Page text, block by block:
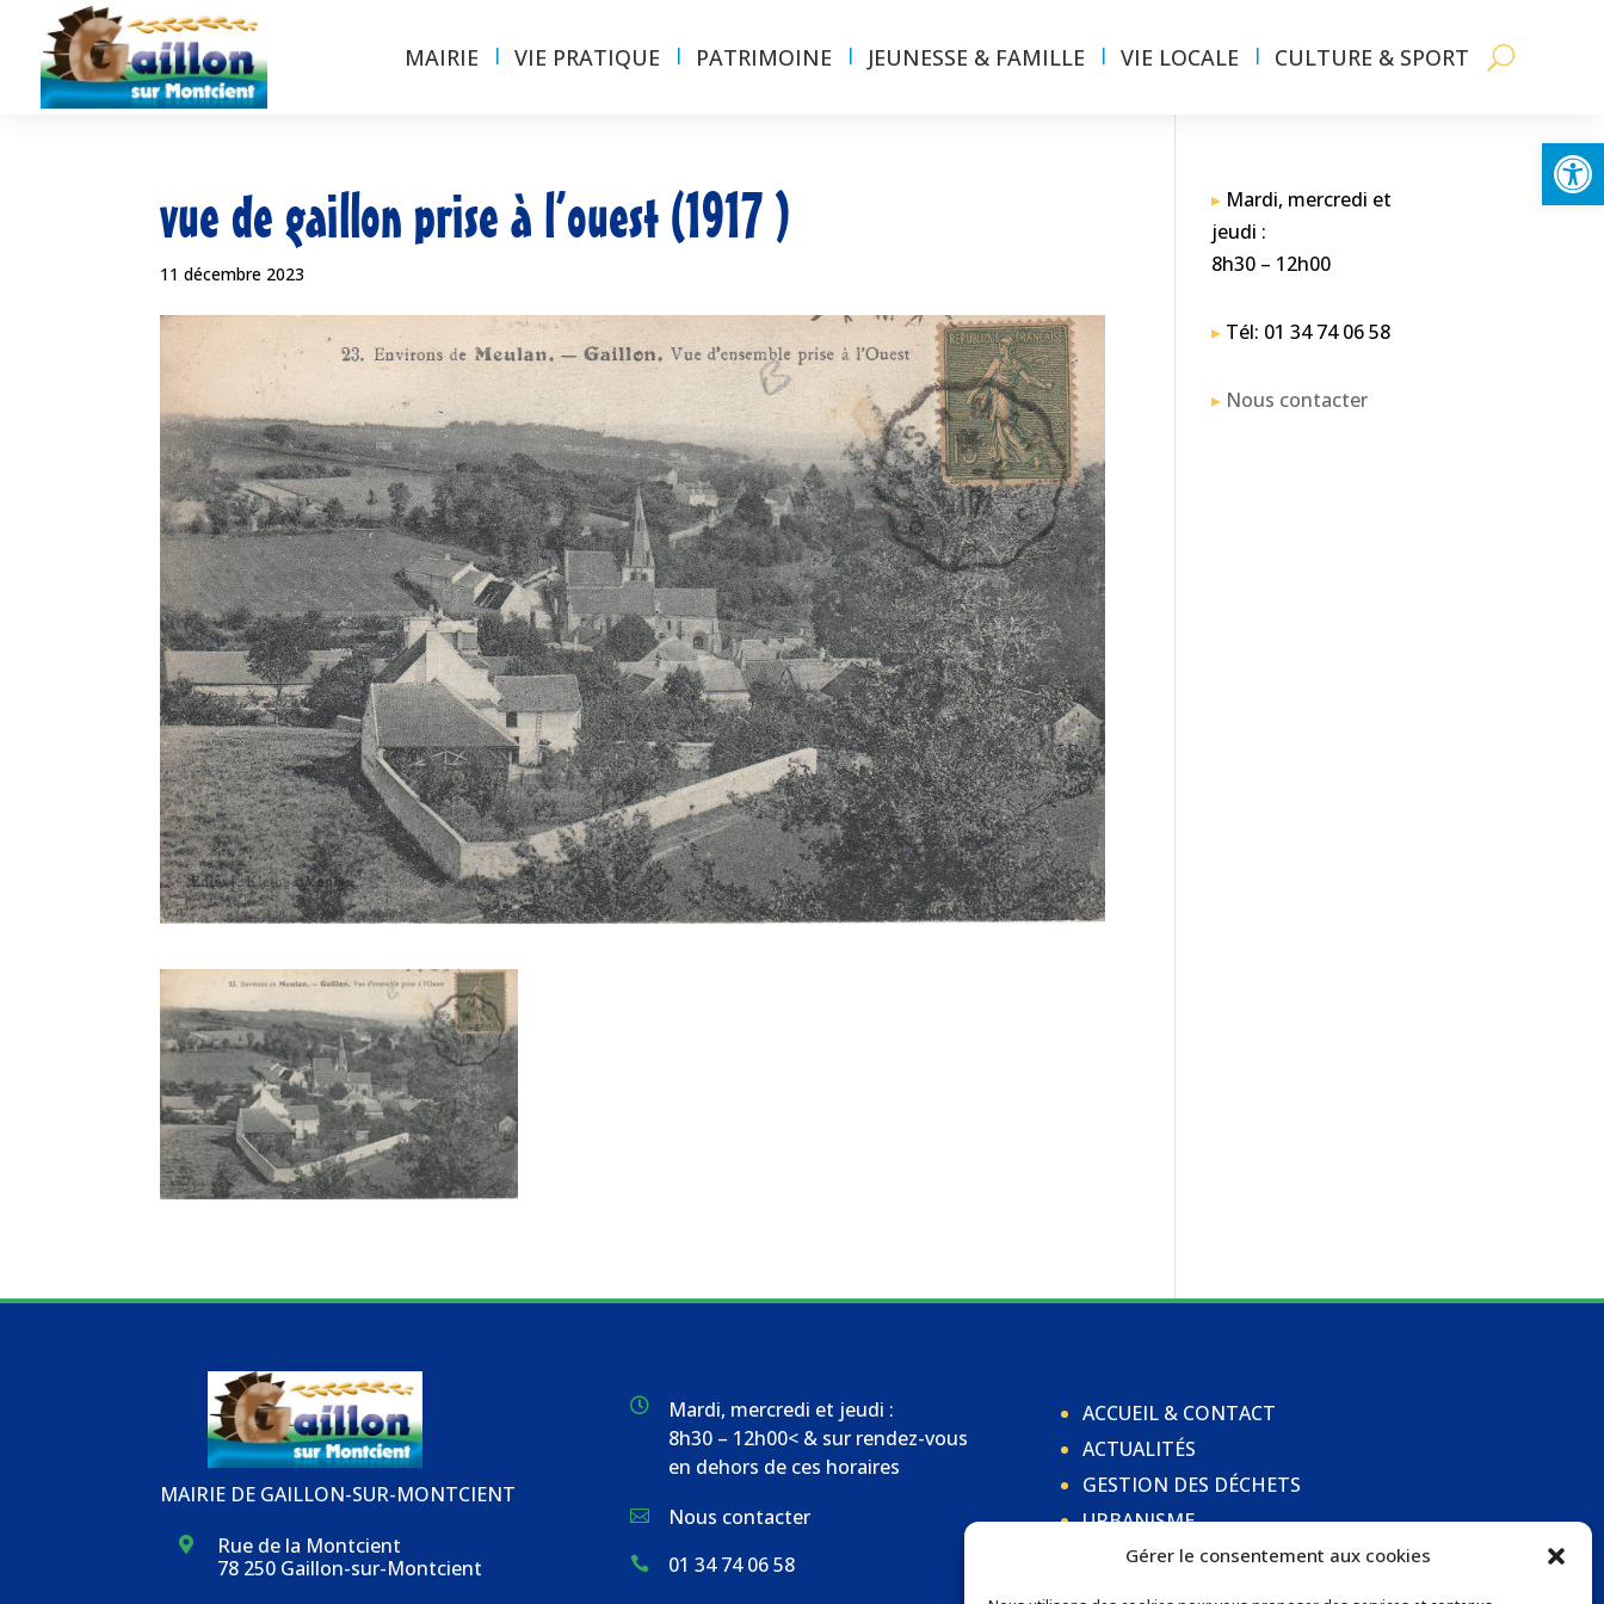
Ouvrir
Gérer le consentement aux cookies
MAIRIE VIE PRATIQUE PATRIMOINE JEUNESSE & FAMILLE VIE LOCALE CULTURE & SPORT
vue de gaillon prise à l’ouest (1917 )
11 décembre 2023
▸ Mardi, mercredi et
jeudi :
8h30 – 12h00
▸ Tél: 01 34 74 06 58
▸ Nous contacter
MAIRIE DE GAILLON-SUR-MONTCIENT

Rue de la Montcient
78 250 Gaillon-sur-Montcient

Mardi, mercredi et jeudi :
8h30 – 12h00< & sur rendez-vous
en dehors de ces horaires
 Nous contacter
 01 34 74 06 58
ACCUEIL & CONTACT
ACTUALITÉS
GESTION DES DÉCHETS
URBANISME
COMMUNICATIONS DE LA MAIRIE